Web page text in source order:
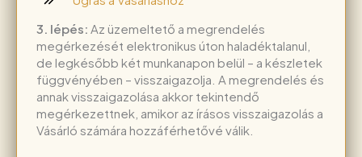
3. lépés: Az üzemeltető a megrendelés
megérkezését elektronikus úton haladéktalanul,
de legkésőbb két munkanapon belül – a készletek
függvényében – visszaigazolja. A megrendelés és
annak visszaigazolása akkor tekintendő
megérkezettnek, amikor az írásos visszaigazolás a
Vásárló számára hozzáférhetővé válik.